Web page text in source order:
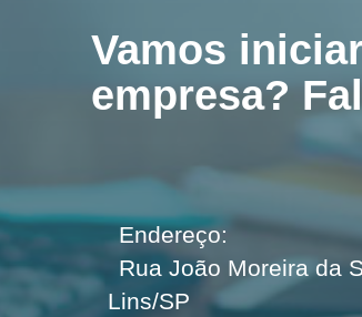
Vamos
empresa?
Endereço:
Rua João Moreira da
Lins/SP